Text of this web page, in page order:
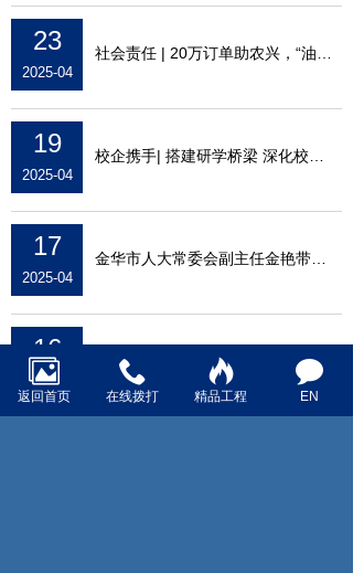
23
2025-04
社会责任 | 20万订单助农兴，“油你真
19
2025-04
校企携手| 搭建研学桥梁 深化校企合作
17
2025-04
金华市人大常委会副主任金艳带队来
16
2025-04
党建引导丨集团党支部开展深入贯彻
返回首页 在线拨打 精品工程 EN